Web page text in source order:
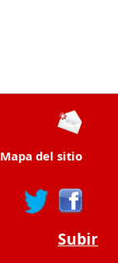
Mapa del sitio
Subir